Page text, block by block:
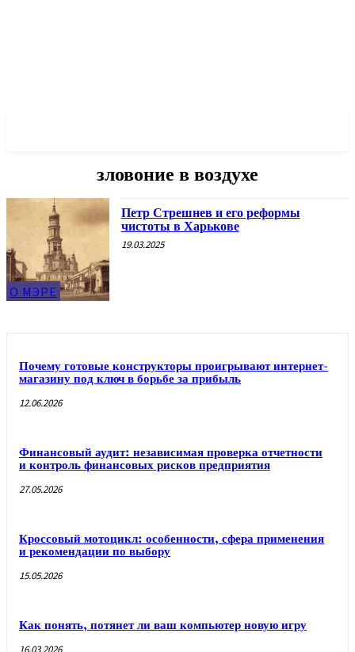
зловоние в воздухе
О МЭРЕ
Петр Стрешнев и его реформы
чистоты в Харькове
19.03.2025
Почему готовые конструкторы проигрывают интернет-
магазину под ключ в борьбе за прибыль
12.06.2026
Финансовый аудит: независимая проверка отчетности
и контроль финансовых рисков предприятия
27.05.2026
Кроссовый мотоцикл: особенности, сфера применения
и рекомендации по выбору
15.05.2026
Как понять, потянет ли ваш компьютер новую игру
16.03.2026